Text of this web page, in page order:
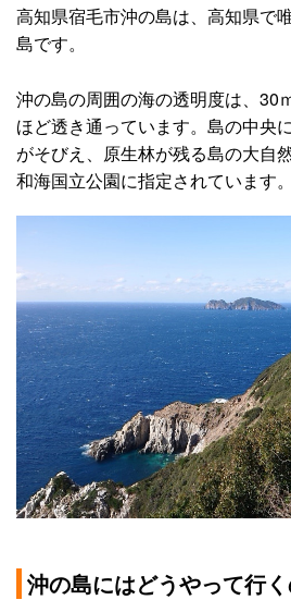
高知県宿毛市沖の島は、高知県で
島です。
沖の島の周囲の海の透明度は、30
ほど透き通っています。島の中央
がそびえ、原生林が残る島の大自
和海国立公園に指定されています。
沖の島にはどうやって行く